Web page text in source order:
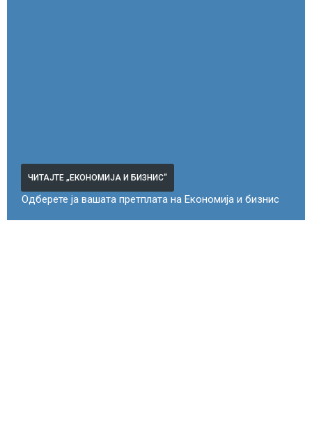
ЧИТАЈТЕ „ЕКОНОМИЈА И БИЗНИС“
Одберете ја вашата претплата на Економија и бизнис